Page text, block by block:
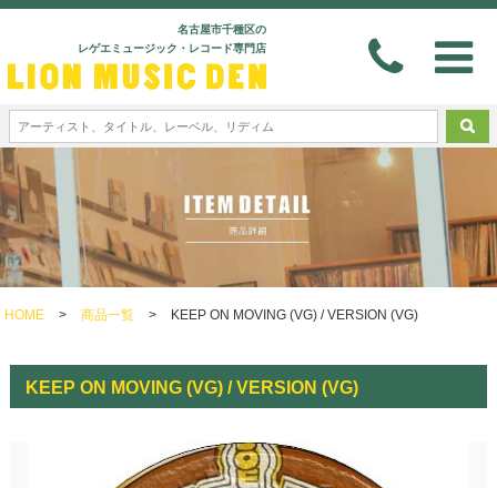
名古屋市千種区の
レゲエミュージック・レコード専門店
HOME > 商品一覧 > KEEP ON MOVING (VG) / VERSION (VG)
KEEP ON MOVING (VG) / VERSION (VG)